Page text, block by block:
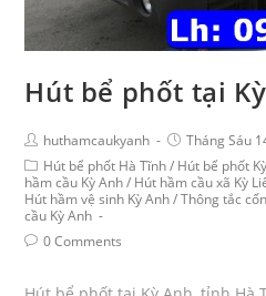
Hút bể phốt tại
huthamcaukyanh
Tháng Sáu
Hút bể phốt Hà Tĩnh / Hút bể phốt
hầm cầu Kỳ Anh / Hút hầm cầu xã Kỳ
Hút hầm vệ sinh Kỳ Anh / Thông tắc
cầu Kỳ Anh
0 Comments